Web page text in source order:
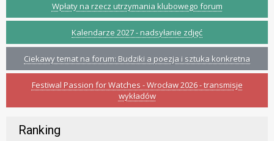
Wpłaty na rzecz utrzymania klubowego forum
Kalendarze 2027 - nadsyłanie zdjęć
Ciekawy temat na forum: Budziki a poezja i sztuka konkretna
Festiwal Passion for Watches - Wrocław 2026 - transmisje
wykładów
Ranking